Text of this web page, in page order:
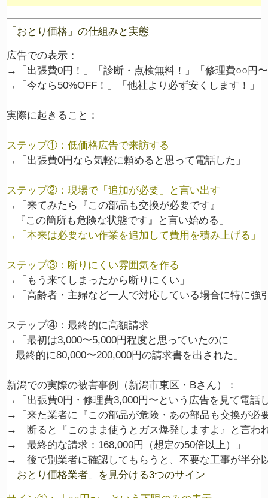
「おとり価格」の仕組みと実態
広告での表示：
→「出張費0円！」「診断・点検無料！」「修理費○○円
→「今なら50%OFF！」「他社より必ず安くします！」
ステップ①：低価格広告で来訪する
→「出張費0円なら気軽に頼めると思って電話した」
ステップ②：現場で「追加が必要」と言い出す
→「来てみたら『この部品も交換が必要です』
→「本来は必要ない作業を追加して費用を積み上げる」
ステップ③：断りにくい雰囲気を作る
→「もう来てしまったから断りにくい」
→「高齢者・主婦など一人で対応している場合に特に強
ステップ④：最終的に高額請求
→「最初は3,000〜5,000円程度と思っていたのに
   最終的に80,000〜200,000円の請求書を出された」
新潟での実際の被害事例（新潟市東区・Bさん）：
→「出張費0円・修理費3,000円〜という広告を見て電話
→「来た業者に『この部品が危険・あの部品も交換が必
→「断ると『このまま使うとガス爆発しますよ』と言わ
→「最終的な請求：168,000円（想定の50倍以上）」
「おとり価格業者」を見分ける3つのサイン